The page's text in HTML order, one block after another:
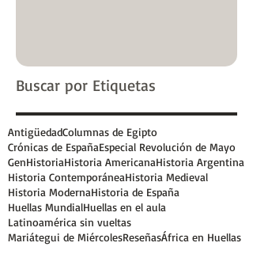
Buscar por Etiquetas
AntigüedadColumnas de Egipto
Crónicas de EspañaEspecial Revolución de Mayo
GenHistoriaHistoria AmericanaHistoria Argentina
Historia ContemporáneaHistoria Medieval
Historia ModernaHistoria de España
Huellas MundialHuellas en el aula
Latinoamérica sin vueltas
Mariátegui de MiércolesReseñasÁfrica en Huellas